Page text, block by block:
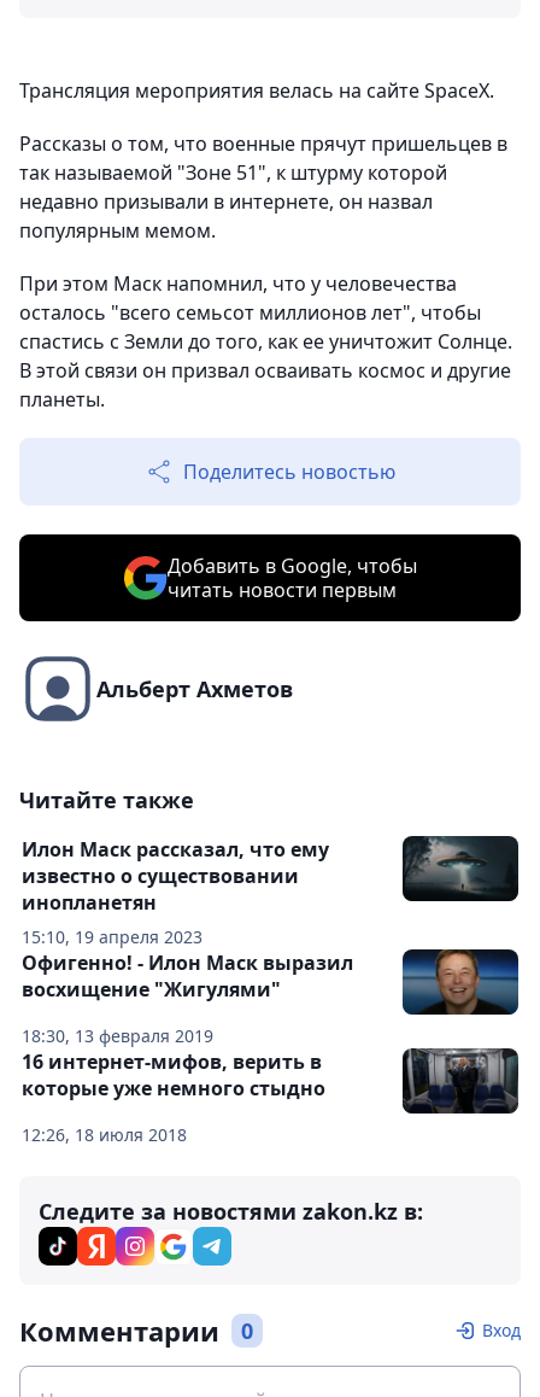
Трансляция мероприятия велась на сайте SpaceX.
Рассказы о том, что военные прячут пришельцев в
так называемой "Зоне 51", к штурму которой
недавно призывали в интернете, он назвал
популярным мемом.
При этом Маск напомнил, что у человечества
осталось "всего семьсот миллионов лет", чтобы
спастись с Земли до того, как ее уничтожит Солнце.
В этой связи он призвал осваивать космос и другие
планеты.
Поделитесь новостью
Добавить в Google, чтобы
читать новости первым
Альберт Ахметов
Читайте также
15:10, 19 апреля 2023
Илон Маск рассказал, что ему
известно о существовании
инопланетян
18:30, 13 февраля 2019
Офигенно! - Илон Маск выразил
восхищение "Жигулями"
12:26, 18 июля 2018
16 интернет-мифов, верить в
которые уже немного стыдно
Следите за новостями zakon.kz в:
Комментарии 0 Вход